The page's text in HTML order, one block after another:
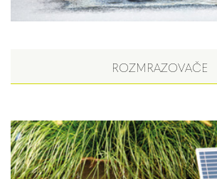
ROZMRAZOVAČE